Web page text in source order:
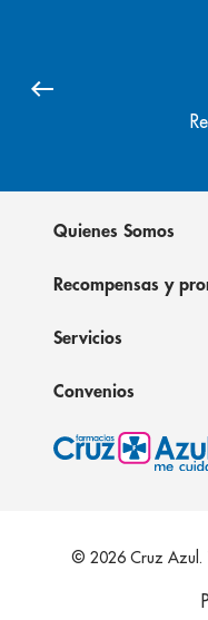
Quienes Somos
Recompensas y
Servicios
Convenios
© 2026 Cruz Azul.